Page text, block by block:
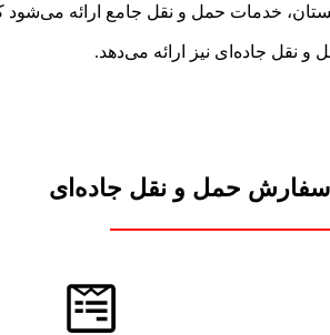
خدمات حمل و نقل جامع ارائه می‌شود
نقل جاده‌ای نیز ارائه می‌دهد.
حمل و نقل جاده‌ای